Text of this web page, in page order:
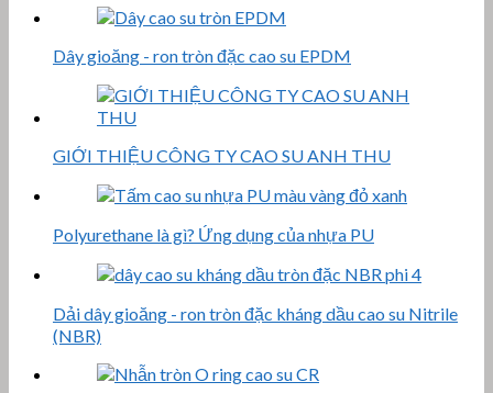
Dây gioăng - ron tròn đặc cao su EPDM
GIỚI THIỆU CÔNG TY CAO SU ANH THU
Polyurethane là gì? Ứng dụng của nhựa PU
Dải dây gioăng - ron tròn đặc kháng dầu cao su Nitrile
(NBR)